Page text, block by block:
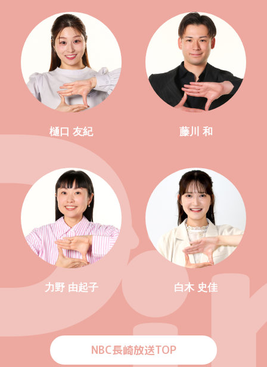
樋口 友紀 藤川 和
力野 由起子 白木 史佳
NBC長崎放送TOP